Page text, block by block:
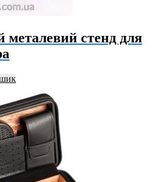
металевий стенд для